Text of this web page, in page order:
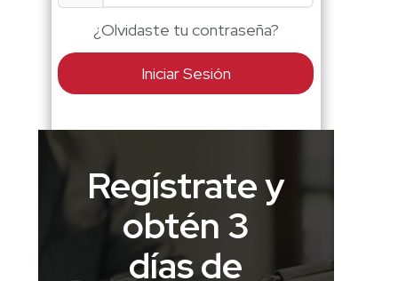
¿Olvidaste tu contraseña?
Iniciar Sesión
Regístrate y
obtén 3
días de